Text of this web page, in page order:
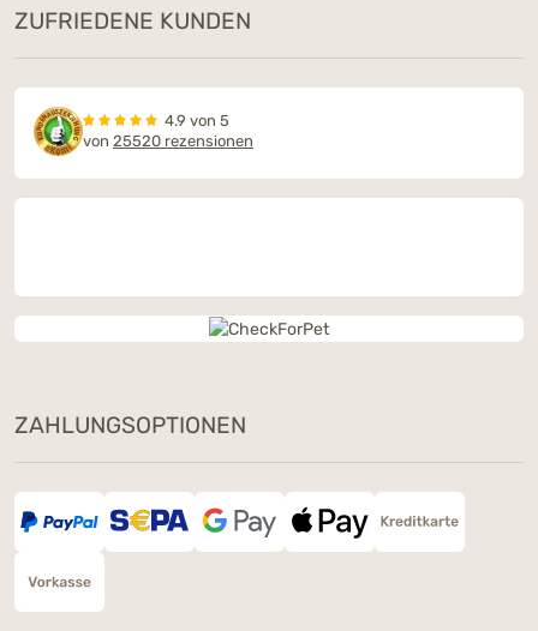
ZUFRIEDENE KUNDEN
4.9 von 5
von 25520 rezensionen
ZAHLUNGSOPTIONEN